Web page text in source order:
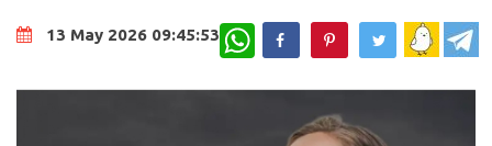
13 May 2026 09:45:53 WhatsApp